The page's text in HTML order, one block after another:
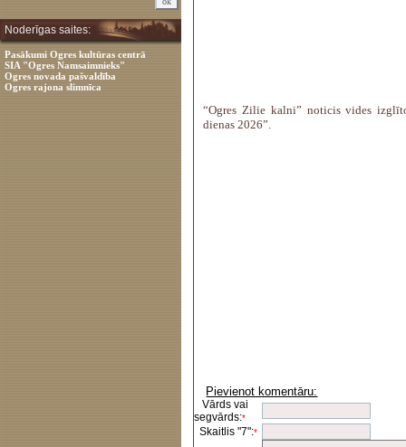
Noderīgas saites:
Pasākumi Ogres kultūras centrā
SIA "Ogres Namsaimnieks"
Ogres novada pašvaldība
Ogres rajona slimnīca
“Ogres Zilie kalni” noticis vides
dienas 2026”.
Pievienot komentāru:
Vārds vai
segvārds:*
Skaitlis "7":*